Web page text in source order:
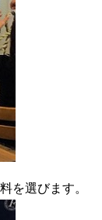
を選びます。